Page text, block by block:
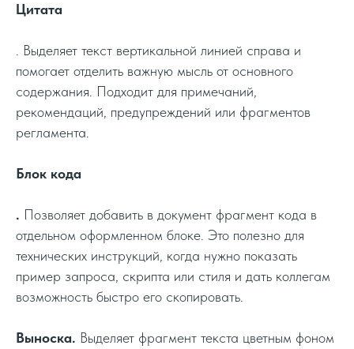
Цитата
. Выделяет текст вертикальной линией справа и
помогает отделить важную мысль от основного
содержания. Подходит для примечаний,
рекомендаций, предупреждений или фрагментов
регламента.
Блок кода
. Позволяет добавить в документ фрагмент кода в
отдельном оформленном блоке. Это полезно для
технических инструкций, когда нужно показать
пример запроса, скрипта или стиля и дать коллегам
возможность быстро его скопировать.
Выноска. Выделяет фрагмент текста цветным фоном